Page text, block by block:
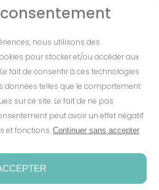
nous utilisons des
pour stocker et/ou accéder aux
fait de consentir à ces technologies
données telles que le comportement
sur ce site. Le fait de ne pas
peut avoir un effet négatif
et fonctions.Continuer sans accepter
emails.
-Espace presse